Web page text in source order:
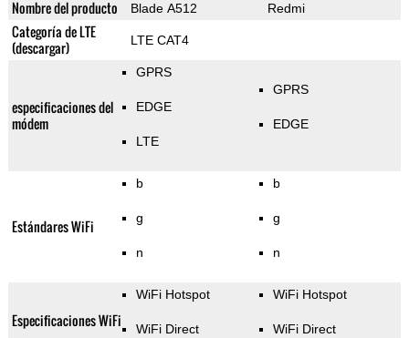
Nombre del producto Blade A512 Redmi
Categoría de LTE
(descargar)
LTE CAT4
especificaciones del
módem
GPRS
EDGE
LTE
GPRS
EDGE
Estándares WiFi
b
g
n
b
g
n
Especificaciones WiFi
WiFi Hotspot
WiFi Direct
WiFi Hotspot
WiFi Direct